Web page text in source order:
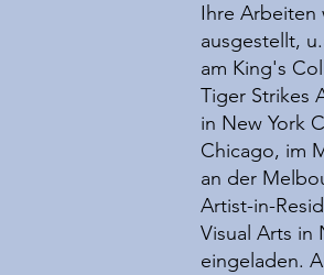
Ihre Arbeiten
ausgestellt,
am King's
Tiger Strikes
in New York
Chicago, im
an der
Artist-in-
Visual Arts in
eingeladen.